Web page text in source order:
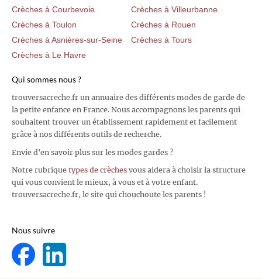
Crèches à Courbevoie
Crèches à Villeurbanne
Crèches à Toulon
Crèches à Rouen
Crèches à Asnières-sur-Seine
Crèches à Tours
Crèches à Le Havre
Qui sommes nous ?
trouversacreche.fr un annuaire des différents modes de garde de
la petite enfance en France. Nous accompagnons les parents qui
souhaitent trouver un établissement rapidement et facilement
grâce à nos différents outils de recherche.
Envie d'en savoir plus sur les modes gardes ?
Notre rubrique types de crèches vous aidera à choisir la structure
qui vous convient le mieux, à vous et à votre enfant.
trouversacreche.fr, le site qui chouchoute les parents !
Nous suivre